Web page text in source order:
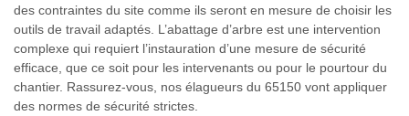
des contraintes du site comme ils seront en mesure de choisir les
outils de travail adaptés. L’abattage d’arbre est une intervention
complexe qui requiert l’instauration d’une mesure de sécurité
efficace, que ce soit pour les intervenants ou pour le pourtour du
chantier. Rassurez-vous, nos élagueurs du 65150 vont appliquer
des normes de sécurité strictes.